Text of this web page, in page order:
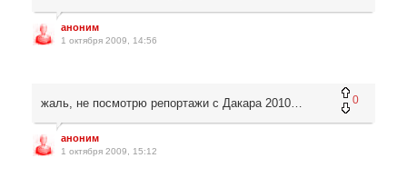
аноним
1 октября 2009, 14:56
0
жаль, не посмотрю репортажи с Дакара 2010…
аноним
1 октября 2009, 15:12